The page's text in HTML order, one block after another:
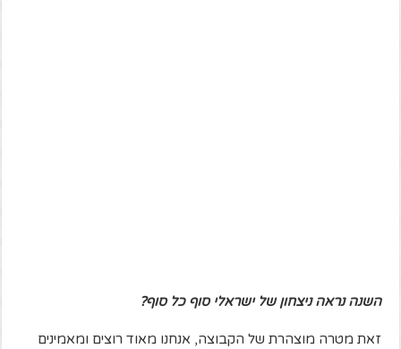
השנה נראה ניצחון של ישראלי סוף כל סוף?
זאת מטרה מוצהרת של הקבוצה, אנחנו מאוד רוצים ומאמינים